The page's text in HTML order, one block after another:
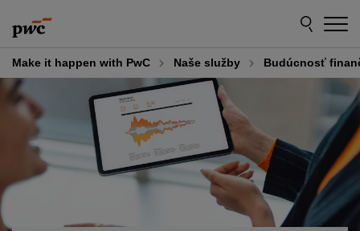
to
content
to
footer
Make it happen with PwC Naše služby Budúcnosť